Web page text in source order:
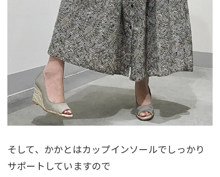
そして、かかとはカップインソールでしっかり
サポートしていますので